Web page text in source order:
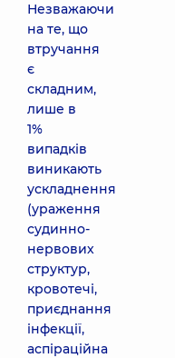
Незважаючи
на те, що
втручання
є
складним,
лише в
1%
випадків
виникають
ускладнення
(ураження
судинно-
нервових
структур,
кровотечі,
приєднання
інфекції,
аспіраційна